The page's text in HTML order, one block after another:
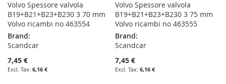
Volvo Spessore valvola
B19+B21+B23+B230 3 70 mm
Volvo ricambi no 463554
Brand:
Scandcar
7,45 €
6,16 €
Volvo Spessore valvola
B19+B21+B23+B230 3 75 mm
Volvo ricambi no 463555
Brand:
Scandcar
7,45 €
6,16 €